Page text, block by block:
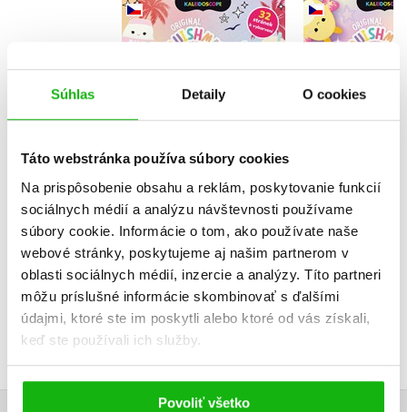
Súhlas Detaily O cookies
Táto webstránka používa súbory cookies
Na prispôsobenie obsahu a reklám, poskytovanie funkcií
sociálnych médií a analýzu návštevnosti používame
súbory cookie. Informácie o tom, ako používate naše
webové stránky, poskytujeme aj našim partnerom v
oblasti sociálnych médií, inzercie a analýzy. Títo partneri
môžu príslušné informácie skombinovať s ďalšími
údajmi, ktoré ste im poskytli alebo ktoré od vás získali,
keď ste používali ich služby.
Povoliť všetko
Squishmallows -
Sladké omalovánky
Kolektiv
Do košíka
5,94 €
Do